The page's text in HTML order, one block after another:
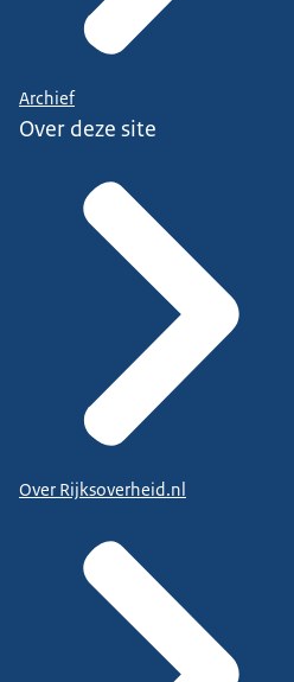
Archief
Over deze site
Over Rijksoverheid.nl